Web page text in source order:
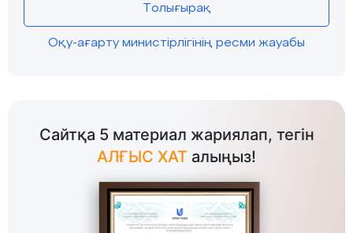
Толығырақ
Оқу-ағарту министірлігінің ресми жауабы
Сайтқа 5 материал жариялап, тегін
АЛҒЫС ХАТ алыңыз!